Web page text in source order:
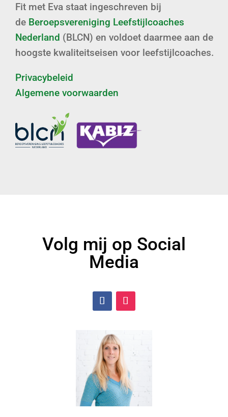
Fit met Eva staat ingeschreven bij
de Beroepsvereniging Leefstijlcoaches
Nederland (BLCN) en voldoet daarmee aan de
hoogste kwaliteitseisen voor leefstijlcoaches.
Privacybeleid
Algemene voorwaarden
Volg mij op Social
Media